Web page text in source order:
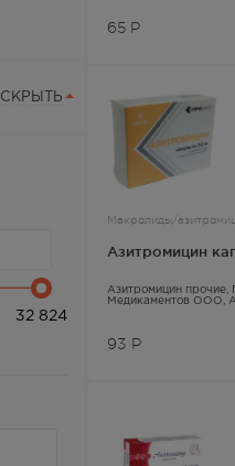
СКРЫТЬ
32 824
65 Р
Макролиды/
Азитромицин
Азитромицин прочие,
Медикаментов ООО,
93 Р